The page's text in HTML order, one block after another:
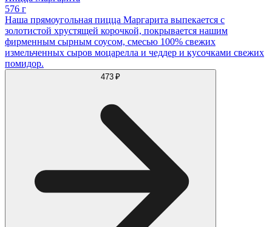
576 г
Наша прямоугольная пицца Маргарита выпекается с
золотистой хрустящей корочкой, покрывается нашим
фирменным сырным соусом, смесью 100% свежих
измельченных сыров моцарелла и чеддер и кусочками свежих
помидор.
473 ₽